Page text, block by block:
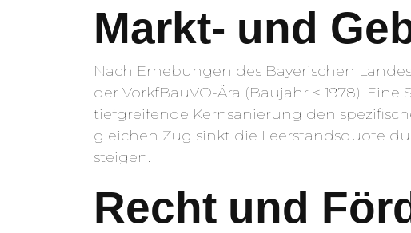
Markt- und
Nach Erhebungen des Bayerischen
der VorkfBauVO-Ära (Baujahr < 1978).
tiefgreifende Kernsanierung den
gleichen Zug sinkt die Leerstandsquote
steigen.
Recht und